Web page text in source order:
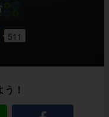
511
！